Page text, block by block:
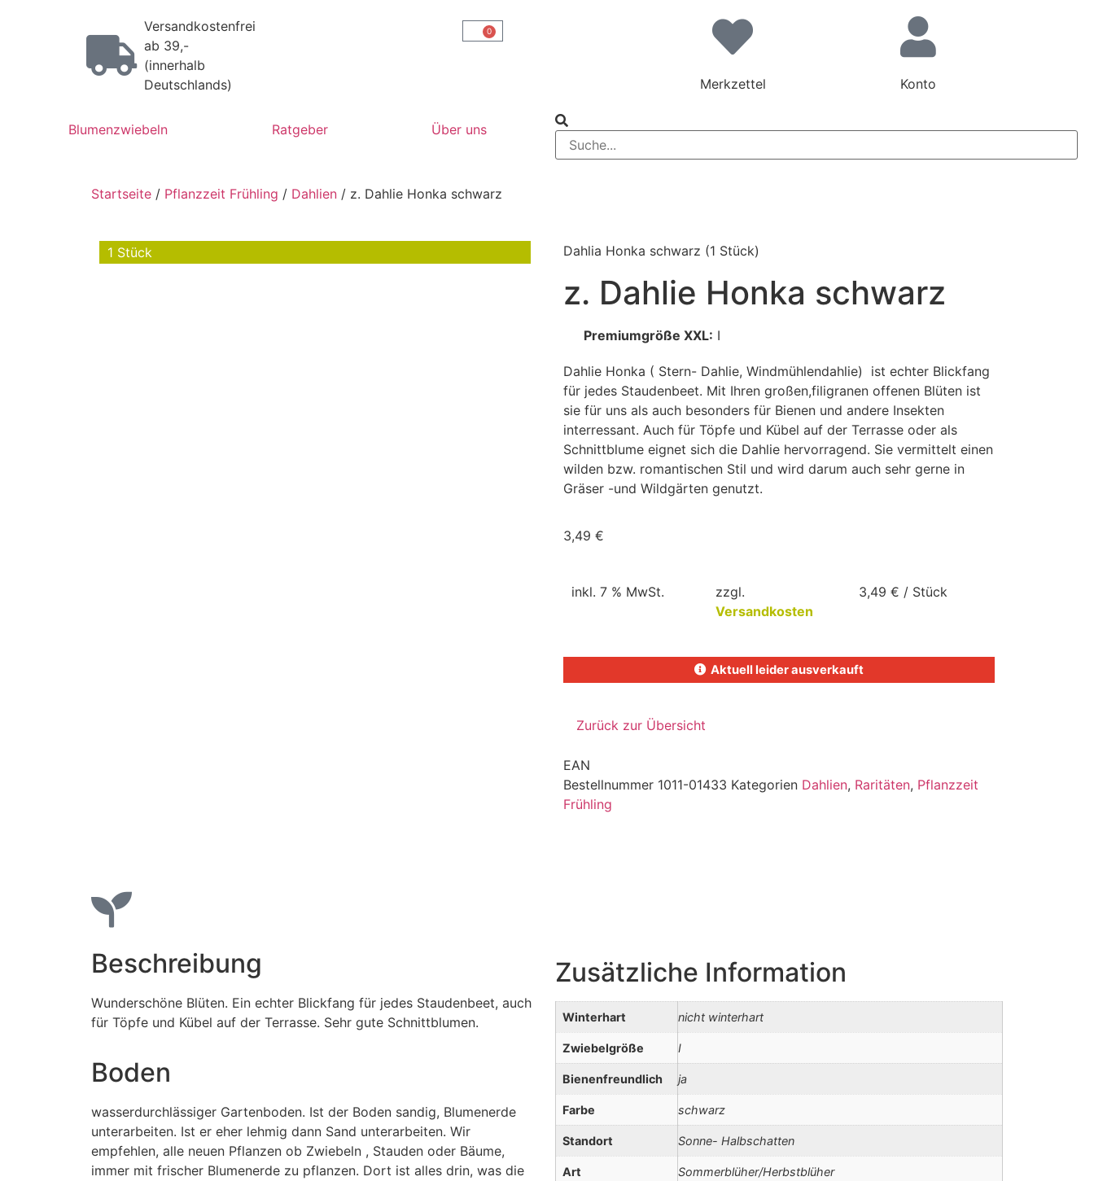
Versandkostenfrei
ab 39,-
(innerhalb
Deutschlands)
0
Merkzettel Konto
Blumenzwiebeln Ratgeber Über uns
Startseite / Pflanzzeit Frühling / Dahlien / z. Dahlie Honka schwarz
1 Stück Dahlia Honka schwarz (1 Stück)
z. Dahlie Honka schwarz
Premiumgröße XXL: I
Dahlie Honka ( Stern- Dahlie, Windmühlendahlie) ist echter Blickfang
für jedes Staudenbeet. Mit Ihren großen,filigranen offenen Blüten ist
sie für uns als auch besonders für Bienen und andere Insekten
interressant. Auch für Töpfe und Kübel auf der Terrasse oder als
Schnittblume eignet sich die Dahlie hervorragend. Sie vermittelt einen
wilden bzw. romantischen Stil und wird darum auch sehr gerne in
Gräser -und Wildgärten genutzt.
3,49 €
inkl. 7 % MwSt.
zzgl.
Versandkosten
3,49€ / Stück
Aktuell leider ausverkauft
EAN
Bestellnummer 1011-01433 Kategorien Dahlien, Raritäten, Pflanzzeit
Frühling
Beschreibung
Wunderschöne Blüten. Ein echter Blickfang für jedes Staudenbeet, auch
für Töpfe und Kübel auf der Terrasse. Sehr gute Schnittblumen.
Boden
wasserdurchlässiger Gartenboden. Ist der Boden sandig, Blumenerde
unterarbeiten. Ist er eher lehmig dann Sand unterarbeiten. Wir
empfehlen, alle neuen Pflanzen ob Zwiebeln , Stauden oder Bäume,
immer mit frischer Blumenerde zu pflanzen. Dort ist alles drin, was die
Zusätzliche Information
Winterhart nicht winterhart
Zwiebelgröße I
Bienenfreundlich ja
Farbe schwarz
Standort Sonne- Halbschatten
Art Sommerblüher/Herbstblüher